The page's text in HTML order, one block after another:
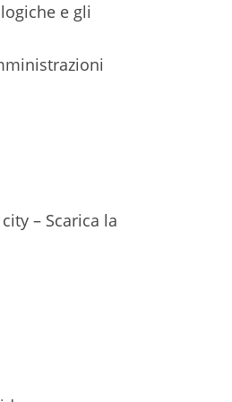
e gli
– Scarica la